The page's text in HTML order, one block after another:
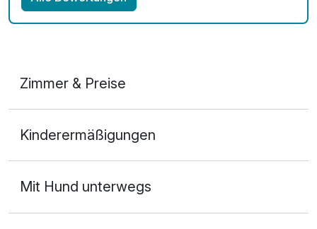
Zimmer & Preise
2 Erwachsene und 1 Kind
Für 3 Tage 199,00 €
Kinderermäßigungen
Mit Hund unterwegs